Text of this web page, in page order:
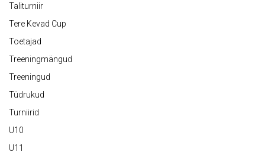
Taliturniir
Tere Kevad Cup
Toetajad
Treeningmängud
Treeningud
Tüdrukud
Turniirid
U10
U11